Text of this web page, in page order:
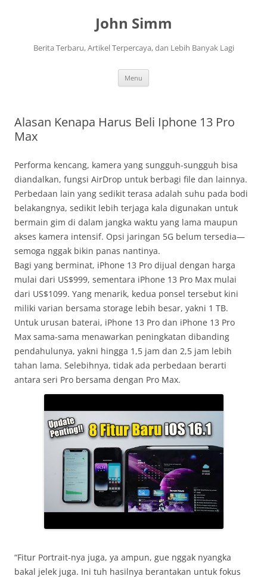
John Simm
Berita Terbaru, Artikel Terpercaya, dan Lebih Banyak Lagi
Menu
Alasan Kenapa Harus Beli Iphone 13 Pro
Max
Performa kencang, kamera yang sungguh-sungguh bisa
diandalkan, fungsi AirDrop untuk berbagi file dan lainnya.
Perbedaan lain yang sedikit terasa adalah suhu pada bodi
belakangnya, sedikit lebih terjaga kala digunakan untuk
bermain gim di dalam jangka waktu yang lama maupun
akses kamera intensif. Opsi jaringan 5G belum tersedia—
semoga nggak bikin panas nantinya.
Bagi yang berminat, iPhone 13 Pro dijual dengan harga
mulai dari US$999, sementara iPhone 13 Pro Max mulai
dari US$1099. Yang menarik, kedua ponsel tersebut kini
miliki varian bersama storage lebih besar, yakni 1 TB.
Untuk urusan baterai, iPhone 13 Pro dan iPhone 13 Pro
Max sama-sama menawarkan peningkatan dibanding
pendahulunya, yakni hingga 1,5 jam dan 2,5 jam lebih
tahan lama. Selebihnya, tidak ada perbedaan berarti
antara seri Pro bersama dengan Pro Max.
“Fitur Portrait-nya juga, ya ampun, gue nggak nyangka
bakal jelek juga. Ini tuh hasilnya berantakan untuk fokus